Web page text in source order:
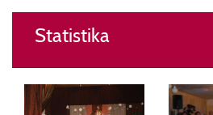
Statistika